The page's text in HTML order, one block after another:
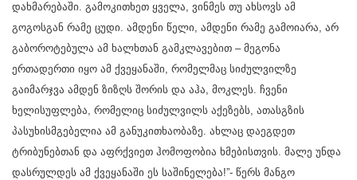
დახმარებაში. გამოკითხეთ ყველა, ვინმეს თუ ახსოვს ამ
გოგოსგან რამე ცუდი. ამდენი წელი, ამდენი რამე გამოიარა, არ
გაბოროტებულა ამ ხალხთან გამკლავებით – მეგონა
ერთადერთი იყო ამ ქვეყანაში, რომელმაც სიძულვილზე
გაიმარჯვა ამდენ ზიზღს შორის და აჰა, მოკლეს. ჩვენი
ხელისუფლება, რომელიც სიძულვილს აქეზებს, ათასგზის
პასუხისმგებელია ამ განუკითხაობაზე. ახლაც დაეგდეთ
ტრიბუნებთან და აფრქვიეთ ჰომოფობია ხმებისთვის. მალე უნდა
დასრულდეს ამ ქვეყანაში ეს საშინელება!”- წერს მანგო